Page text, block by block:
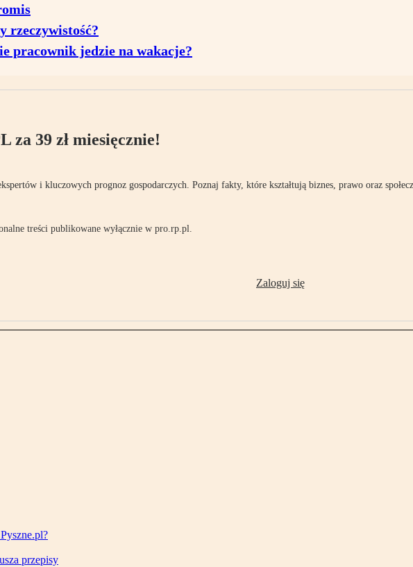
rzeczywistość?
pracownik jedzie na wakacje?
za 39 zł miesięcznie!
i kluczowych prognoz gospodarczych. Poznaj fakty, które kształtują biznes, prawo oraz
treści publikowane wyłącznie w pro.rp.pl.
Zaloguj się
przepisy